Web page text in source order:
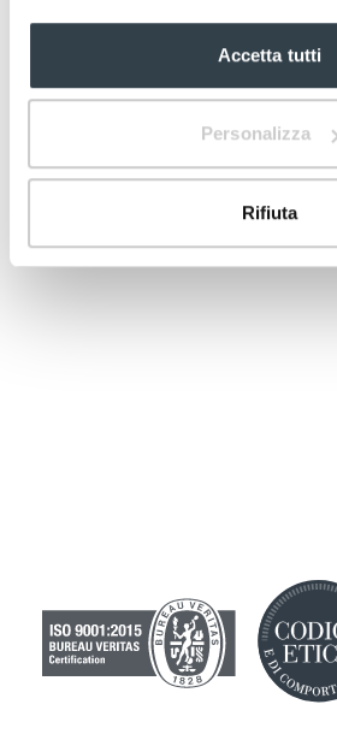
Accetta tutti
Personalizza
Rifiuta